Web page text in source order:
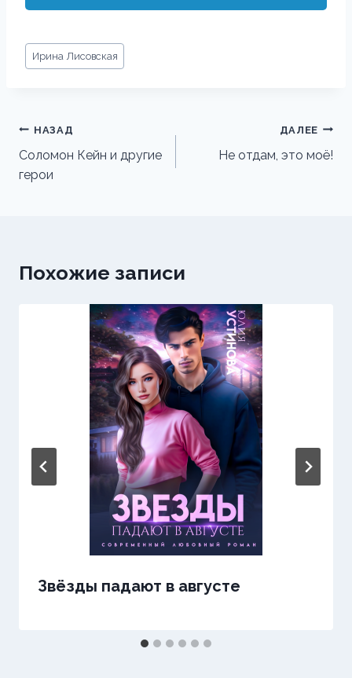
Метки
записи:
Ирина Лисовская
Навигация
по
записям
НАЗАД
Соломон Кейн и другие
герои
ДАЛЕЕ
Не отдам, это моё!
Похожие записи
Звёзды падают в августе